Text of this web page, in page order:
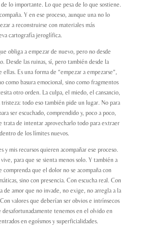
lo importante. Lo que pesa de lo que sostiene.
Y en ese proceso, aunque una no lo
a reconstruirse con materiales más
cartografía jeroglífica.
obliga a empezar de nuevo, pero no desde
Desde las ruinas, sí, pero también desde la
Es una forma de “empezar a empezarse”,
como basura emocional, sino como fragmentos
otro orden. La culpa, el miedo, el cansancio,
todo eso también pide un lugar. No para
ser escuchado, comprendido y, poco a poco,
trata de intentar aprovecharlo todo para extraer
de los límites nuevos.
y mis recursos quieren acompañar ese proceso.
para que se sienta menos solo. Y también a
comprenda que el dolor no se acompaña con
sino con presencia. Con escucha real. Con
de amor que no invade, no exige, no arregla a la
valores que deberían ser obvios e intrínsecos
desafortunadamente tenemos en el olvido en
en egoísmos y superficialidades.